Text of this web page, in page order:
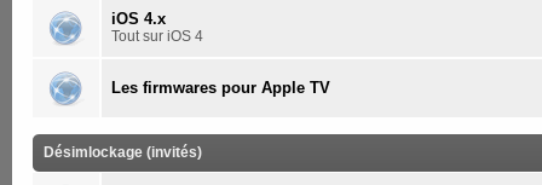
iOS 4.x
Tout sur iOS 4
Les firmwares pour Apple TV
Désimlockage (invités)